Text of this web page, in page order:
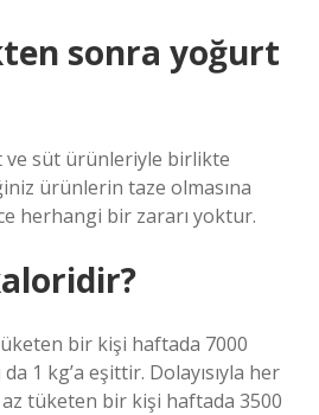
sonra yoğurt
ve süt ürünleriyle birlikte
ürünlerin taze olmasına
herhangi bir zararı yoktur.
bir kişi haftada 7000
1 kg’a eşittir. Dolayısıyla her
tüketen bir kişi haftada 3500